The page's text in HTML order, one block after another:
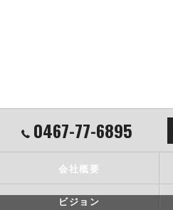
0467-77-6895
会社概要
ビジョン